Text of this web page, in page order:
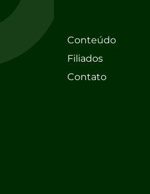
Conteúdo
Filiados
Contato